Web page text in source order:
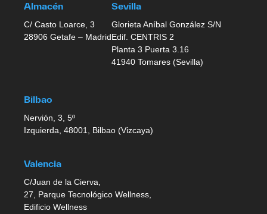
Almacén
C/ Casto Loarce, 3
28906 Getafe – Madrid
Sevilla
Glorieta Aníbal González S/N
Edif. CENTRIS 2
Planta 3 Puerta 3.16
41940 Tomares (Sevilla)
Bilbao
Nervión, 3, 5º
Izquierda, 48001, Bilbao (Vizcaya)
Valencia
C/Juan de la Cierva,
27, Parque Tecnológico Wellness,
Edificio Wellness